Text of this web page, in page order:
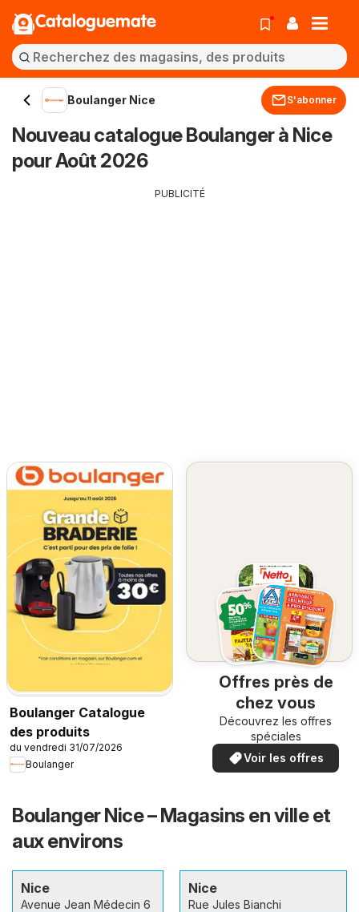
Cataloguemate
Boulanger Nice S'abonner
Nouveau catalogue Boulanger à Nice
pour Août 2026
PUBLICITÉ
Boulanger Catalogue
des produits
du vendredi 31/07/2026
Boulanger
Offres près de
chez vous
Découvrez les offres
spéciales
Voir les offres
Boulanger Nice – Magasins en ville et
aux environs
Nice
Avenue Jean Médecin 6
Nice
Rue Jules Bianchi